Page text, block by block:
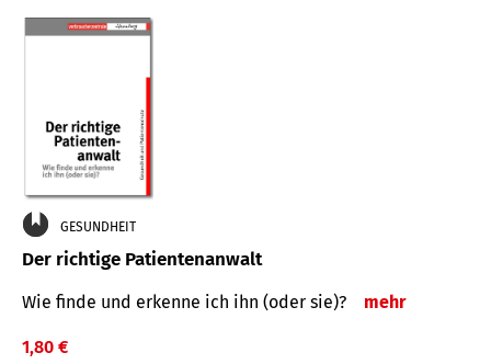
GESUNDHEIT
Der richtige Patientenanwalt
Wie finde und erkenne ich ihn (oder sie)? mehr
1,80 €